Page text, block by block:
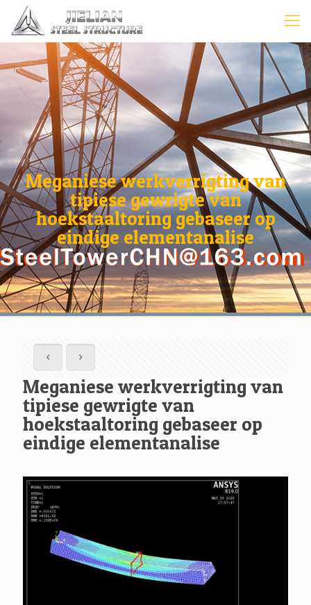
Meganiese werkverrigting van
tipiese gewrigte van
hoekstaaltoring gebaseer op
eindige elementanalise
Meganiese werkverrigting van
tipiese gewrigte van
hoekstaaltoring gebaseer op
eindige elementanalise